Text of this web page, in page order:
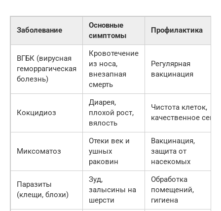
Заболевание
Основные
симптомы
Профилактика
ВГБК (вирусная
геморрагическая
болезнь)
Кровотечение
из носа,
внезапная
смерть
Регулярная
вакцинация
Кокцидиоз
Диарея,
плохой рост,
вялость
Чистота клеток,
качественное сено
Миксоматоз
Отеки век и
ушных
раковин
Вакцинация,
защита от
насекомых
Паразиты
(клещи, блохи)
Зуд,
залысины на
шерсти
Обработка
помещений,
гигиена